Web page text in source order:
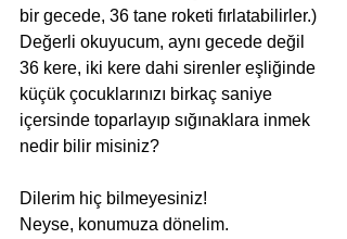
bir gecede, 36 tane roketi fırlatabilirler.)
Değerli okuyucum, aynı gecede değil
36 kere, iki kere dahi sirenler eşliğinde
küçük çocuklarınızı birkaç saniye
içersinde toparlayıp sığınaklara inmek
nedir bilir misiniz?
Dilerim hiç bilmeyesiniz!
Neyse, konumuza dönelim.